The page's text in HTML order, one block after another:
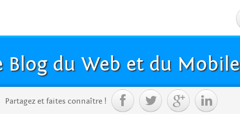
Blog du Web et du Mobile
Partagez et faites connaître !    